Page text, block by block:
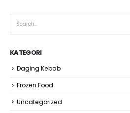
KATEGORI
Daging Kebab
Frozen Food
Uncategorized